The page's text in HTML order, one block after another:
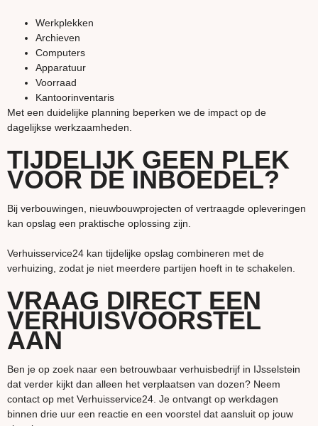
Werkplekken
Archieven
Computers
Apparatuur
Voorraad
Kantoorinventaris
Met een duidelijke planning beperken we de impact op de
dagelijkse werkzaamheden.
TIJDELIJK GEEN PLEK
VOOR DE INBOEDEL?
Bij verbouwingen, nieuwbouwprojecten of vertraagde opleveringen
kan opslag een praktische oplossing zijn.
Verhuisservice24 kan tijdelijke opslag combineren met de
verhuizing, zodat je niet meerdere partijen hoeft in te schakelen.
VRAAG DIRECT EEN
VERHUISVOORSTEL
AAN
Ben je op zoek naar een betrouwbaar verhuisbedrijf in IJsselstein
dat verder kijkt dan alleen het verplaatsen van dozen? Neem
contact op met Verhuisservice24. Je ontvangt op werkdagen
binnen drie uur een reactie en een voorstel dat aansluit op jouw